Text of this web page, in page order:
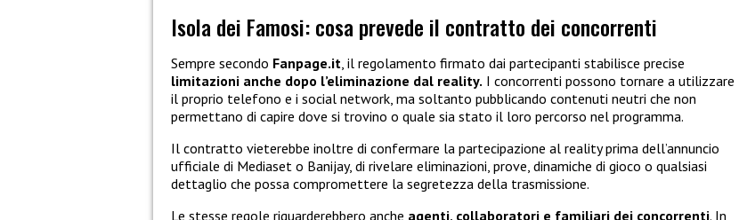
Isola dei Famosi: cosa prevede il contratto dei concorrenti
Sempre secondo Fanpage.it, il regolamento firmato dai partecipanti stabilisce precise
limitazioni anche dopo l’eliminazione dal reality. I concorrenti possono tornare a utilizzare
il proprio telefono e i social network, ma soltanto pubblicando contenuti neutri che non
permettano di capire dove si trovino o quale sia stato il loro percorso nel programma.
Il contratto vieterebbe inoltre di confermare la partecipazione al reality prima dell’annuncio
ufficiale di Mediaset o Banijay, di rivelare eliminazioni, prove, dinamiche di gioco o qualsiasi
dettaglio che possa compromettere la segretezza della trasmissione.
Le stesse regole riguarderebbero anche agenti, collaboratori e familiari dei concorrenti. In